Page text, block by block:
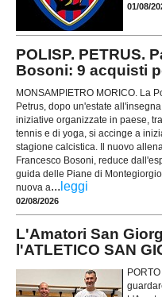
01/08/
POLISP. PETRUS.
Bosoni: 9 acquisti
MONSAMPIETRO MORICO. La
Petrus, dopo un'estate
iniziative organizzate in paese,
tennis e di yoga, si accinge a
stagione calcistica. Il nuovo
Francesco Bosoni, reduce
guida delle Piane di
nuova a... leggi
02/08/2026
L'Amatori San
l'ATLETICO SAN